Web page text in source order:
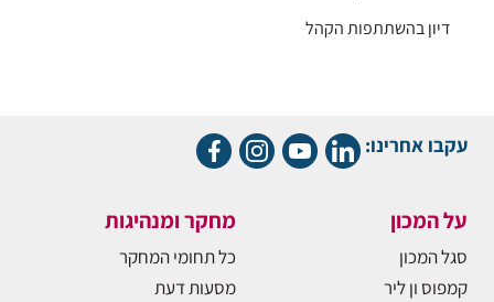
דיון בהשתתפות הקהל
עקבו אחרינו:
על המכון
סגל המכון
קמפוס ון ליר
מחקר ומנהיגות
כל תחומי המחקר
מסעות דעת